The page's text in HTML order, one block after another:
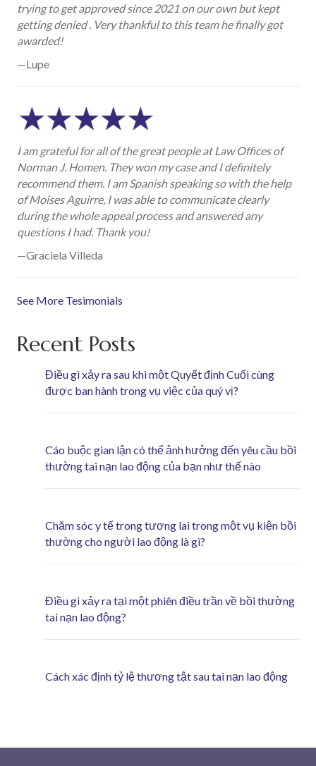
trying to get approved since 2021 on our own but kept
getting denied . Very thankful to this team he finally got
awarded!
—Lupe
I am grateful for all of the great people at Law Offices of
Norman J. Homen. They won my case and I definitely
recommend them. I am Spanish speaking so with the help
of Moises Aguirre, I was able to communicate clearly
during the whole appeal process and answered any
questions I had. Thank you!
—Graciela Villeda
See More Tesimonials
Recent Posts
Điều gì xảy ra sau khi một Quyết định Cuối cùng
được ban hành trong vụ việc của quý vị?
Cáo buộc gian lận có thể ảnh hưởng đến yêu cầu bồi
thường tai nạn lao động của bạn như thế nào
Chăm sóc y tế trong tương lai trong một vụ kiện bồi
thường cho người lao động là gì?
Điều gì xảy ra tại một phiên điều trần về bồi thường
tai nạn lao động?
Cách xác định tỷ lệ thương tật sau tai nạn lao động